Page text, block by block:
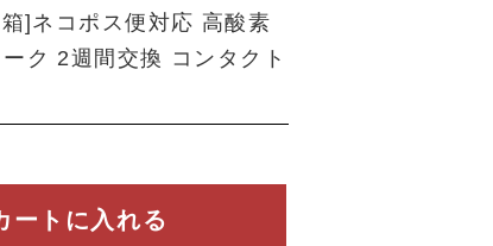
箱]ネコポス便対応 高酸素
ーク 2週間交換 コンタクト